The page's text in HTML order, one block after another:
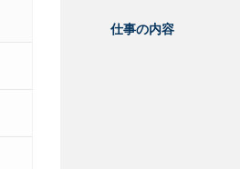
仕事の内容